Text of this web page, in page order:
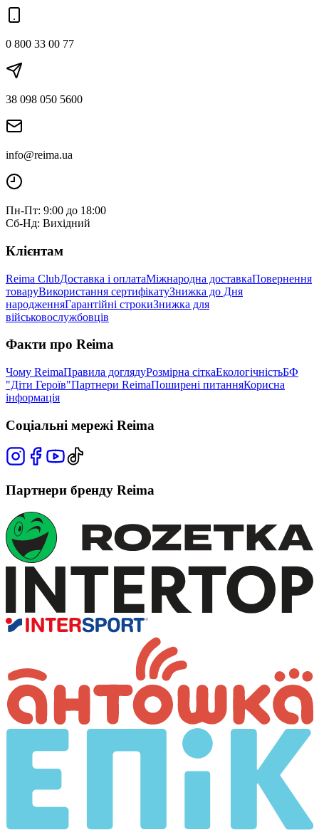
0 800 33 00 77
38 098 050 5600
info@reima.ua
Пн-Пт: 9:00 до 18:00
Сб-Нд: Вихідний
Клієнтам
Reima ClubДоставка і оплатаМіжнародна доставкаПовернення
товаруВикористання сертифікатуЗнижка до Дня
народженняГарантійні строкиЗнижка для
військовослужбовців
Факти про Reima
Чому ReimaПравила доглядуРозмірна сіткаЕкологічністьБФ
"Діти Героїв"Партнери ReimaПоширені питанняКорисна
інформація
Соціальні мережі Reima
Партнери бренду Reima